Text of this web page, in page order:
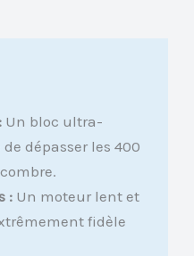
Un bloc ultra-
dépasser les 400
: Un moteur lent et
fidèle